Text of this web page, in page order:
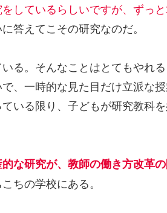
しているらしいですが、ずっ
答えてこその研究なのだ。
る。そんなことはとてもやれる
、一時的な見た目だけ立派な
いる限り、子どもが研究教科
な研究が、教師の働き方改革
ちの学校にある。